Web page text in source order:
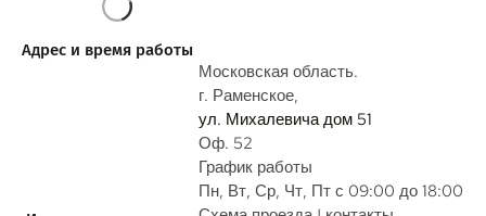
о
Адрес и время работы
Московская область.
г. Раменское,
ул. Михалевича дом 51
Оф. 52
График работы
Пн, Вт, Ср, Чт, Пт с 09:00 до 18:00